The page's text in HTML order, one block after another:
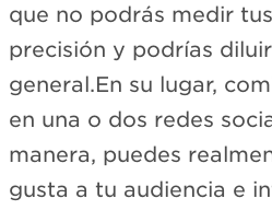
que no podrás medir
precisión y podrías
general.En su lugar,
en una o dos redes
manera, puedes
gusta a tu audiencia e